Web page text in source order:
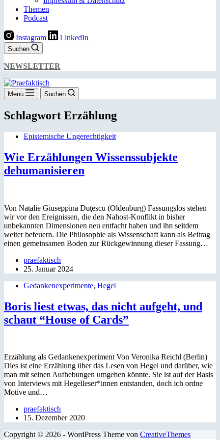
Themen
Podcast
Instagram LinkedIn
Suchen
NEWSLETTER
Menü Suchen
Schlagwort Erzählung
Epistemische Ungerechtigkeit
Wie Erzählungen Wissenssubjekte
dehumanisieren
Von Natalie Giuseppina Duţescu (Oldenburg) Fassungslos stehen
wir vor den Ereignissen, die den Nahost-Konflikt in bisher
unbekannten Dimensionen neu entfacht haben und ihn seitdem
weiter befeuern. Die Philosophie als Wissenschaft kann als Beitrag
einen gemeinsamen Boden zur Rückgewinnung dieser Fassung…
praefaktisch
25. Januar 2024
Gedankenexperimente, Hegel
Boris liest etwas, das nicht aufgeht, und
schaut “House of Cards”
Erzählung als Gedankenexperiment Von Veronika Reichl (Berlin)
Dies ist eine Erzählung über das Lesen von Hegel und darüber, wie
man mit seinen Aufhebungen umgehen könnte. Sie ist auf der Basis
von Interviews mit Hegelleser*innen entstanden, doch ich ordne
Motive und…
praefaktisch
15. Dezember 2020
Copyright © 2026 - WordPress Theme von CreativeThemes